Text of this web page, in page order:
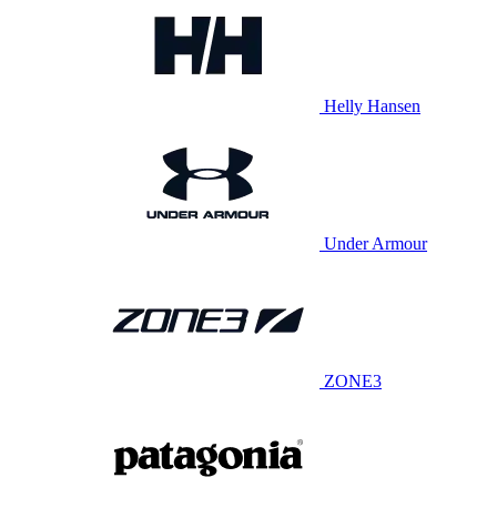
Helly Hansen
Under Armour
ZONE3